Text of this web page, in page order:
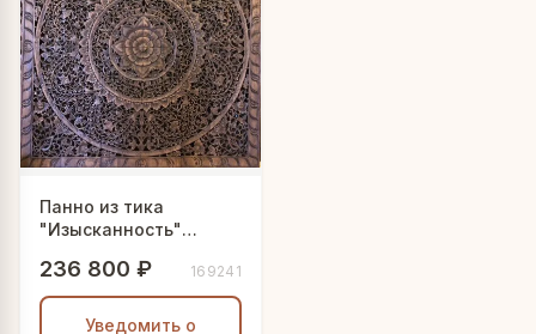
Панно из тика
"Изысканность"
236 800 ₽ 169241
Уведомить о